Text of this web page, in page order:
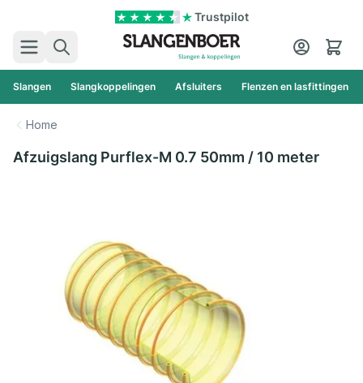
Trustpilot
Zoek
Cart
Slangen Slangkoppelingen Afsluiters Flenzen en lasfittingen
Home
Afzuigslang Purflex-M 0.7 50mm / 10 meter